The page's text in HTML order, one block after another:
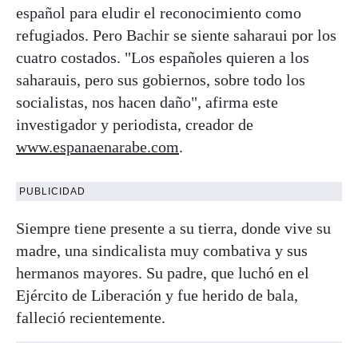
español para eludir el reconocimiento como
refugiados. Pero Bachir se siente saharaui por los
cuatro costados. "Los españoles quieren a los
saharauis, pero sus gobiernos, sobre todo los
socialistas, nos hacen daño", afirma este
investigador y periodista, creador de
www.espanaenarabe.com.
PUBLICIDAD
Siempre tiene presente a su tierra, donde vive su
madre, una sindicalista muy combativa y sus
hermanos mayores. Su padre, que luchó en el
Ejército de Liberación y fue herido de bala,
falleció recientemente.